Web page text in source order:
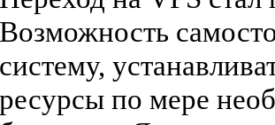
Возможность
систему,
ресурсы по мере